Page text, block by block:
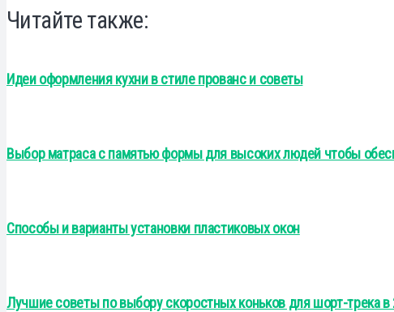
Читайте также:
Идеи оформления кухни в стиле прованс и советы
Выбор матраса с памятью формы для высоких людей чтобы
Способы и варианты установки пластиковых окон
Лучшие советы по выбору скоростных коньков для шорт-трека в